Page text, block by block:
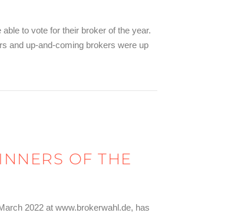
to vote for their broker of the year.
and up-and-coming brokers were up
OF THE
2022 at www.brokerwahl.de, has